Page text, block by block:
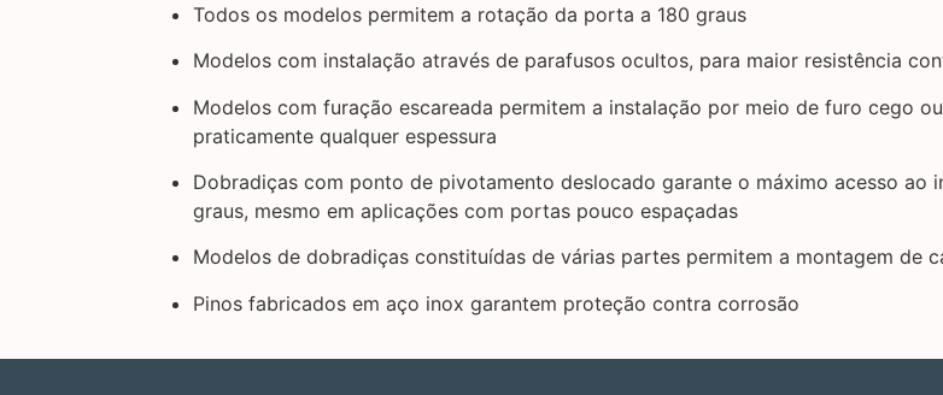
Todos os modelos permitem a rotação da porta a 180 graus
Modelos com instalação através de parafusos ocultos, para maior resistência
Modelos com furação escareada permitem a instalação por meio de furo cego
praticamente qualquer espessura
Dobradiças com ponto de pivotamento deslocado garante o máximo acesso
graus, mesmo em aplicações com portas pouco espaçadas
Modelos de dobradiças constituídas de várias partes permitem a montagem de
Pinos fabricados em aço inox garantem proteção contra corrosão